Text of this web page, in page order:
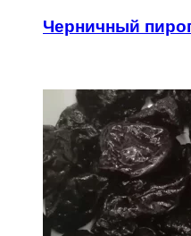
Черничный